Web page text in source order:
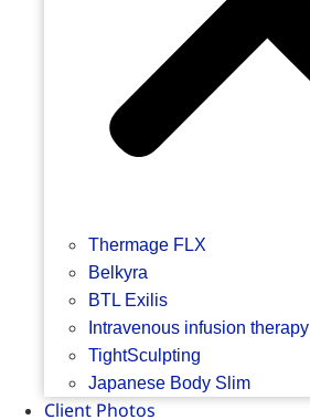
Thermage FLX
Belkyra
BTL Exilis
Intravenous infusion therapy
TightSculpting
Japanese Body Slim
Client Photos